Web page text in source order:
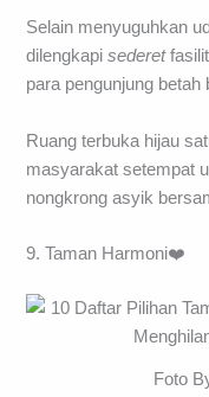
Selain menyuguhkan
dilengkapisederet
para pengunjung betah
Ruang terbuka hijau
masyarakat setempat
nongkrong asyik
9. Taman Harmoni❤️
Foto